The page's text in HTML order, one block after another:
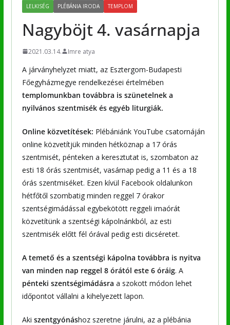
LELKISÉG PLÉBÁNIA IRODA TEMPLOM
Nagyböjt 4. vasárnapja
2021.03.14. Imre atya
A járványhelyzet miatt, az Esztergom-Budapesti
Főegyházmegye rendelkezései értelmében
templomunkban továbbra is szünetelnek a
nyilvános szentmisék és egyéb liturgiák.
Online közvetítések: Plébániánk YouTube csatornáján
online közvetítjük minden hétköznap a 17 órás
szentmisét, pénteken a keresztutat is, szombaton az
esti 18 órás szentmisét, vasárnap pedig a 11 és a 18
órás szentmiséket. Ezen kívül Facebook oldalunkon
hétfőtől szombatig minden reggel 7 órakor
szentségimádással egybekötött reggeli imaórát
közvetítünk a szentségi kápolnánkból, az esti
szentmisék előtt fél órával pedig esti dicséretet.
A temető és a szentségi kápolna továbbra is nyitva
van minden nap reggel 8 órától este 6 óráig. A
pénteki szentségimádásra a szokott módon lehet
időpontot vállalni a kihelyezett lapon.
Aki szentgyónáshoz szeretne járulni, az a plébánia